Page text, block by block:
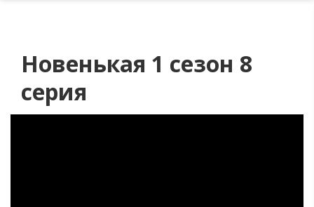
Новенькая 1 сезон 8
серия